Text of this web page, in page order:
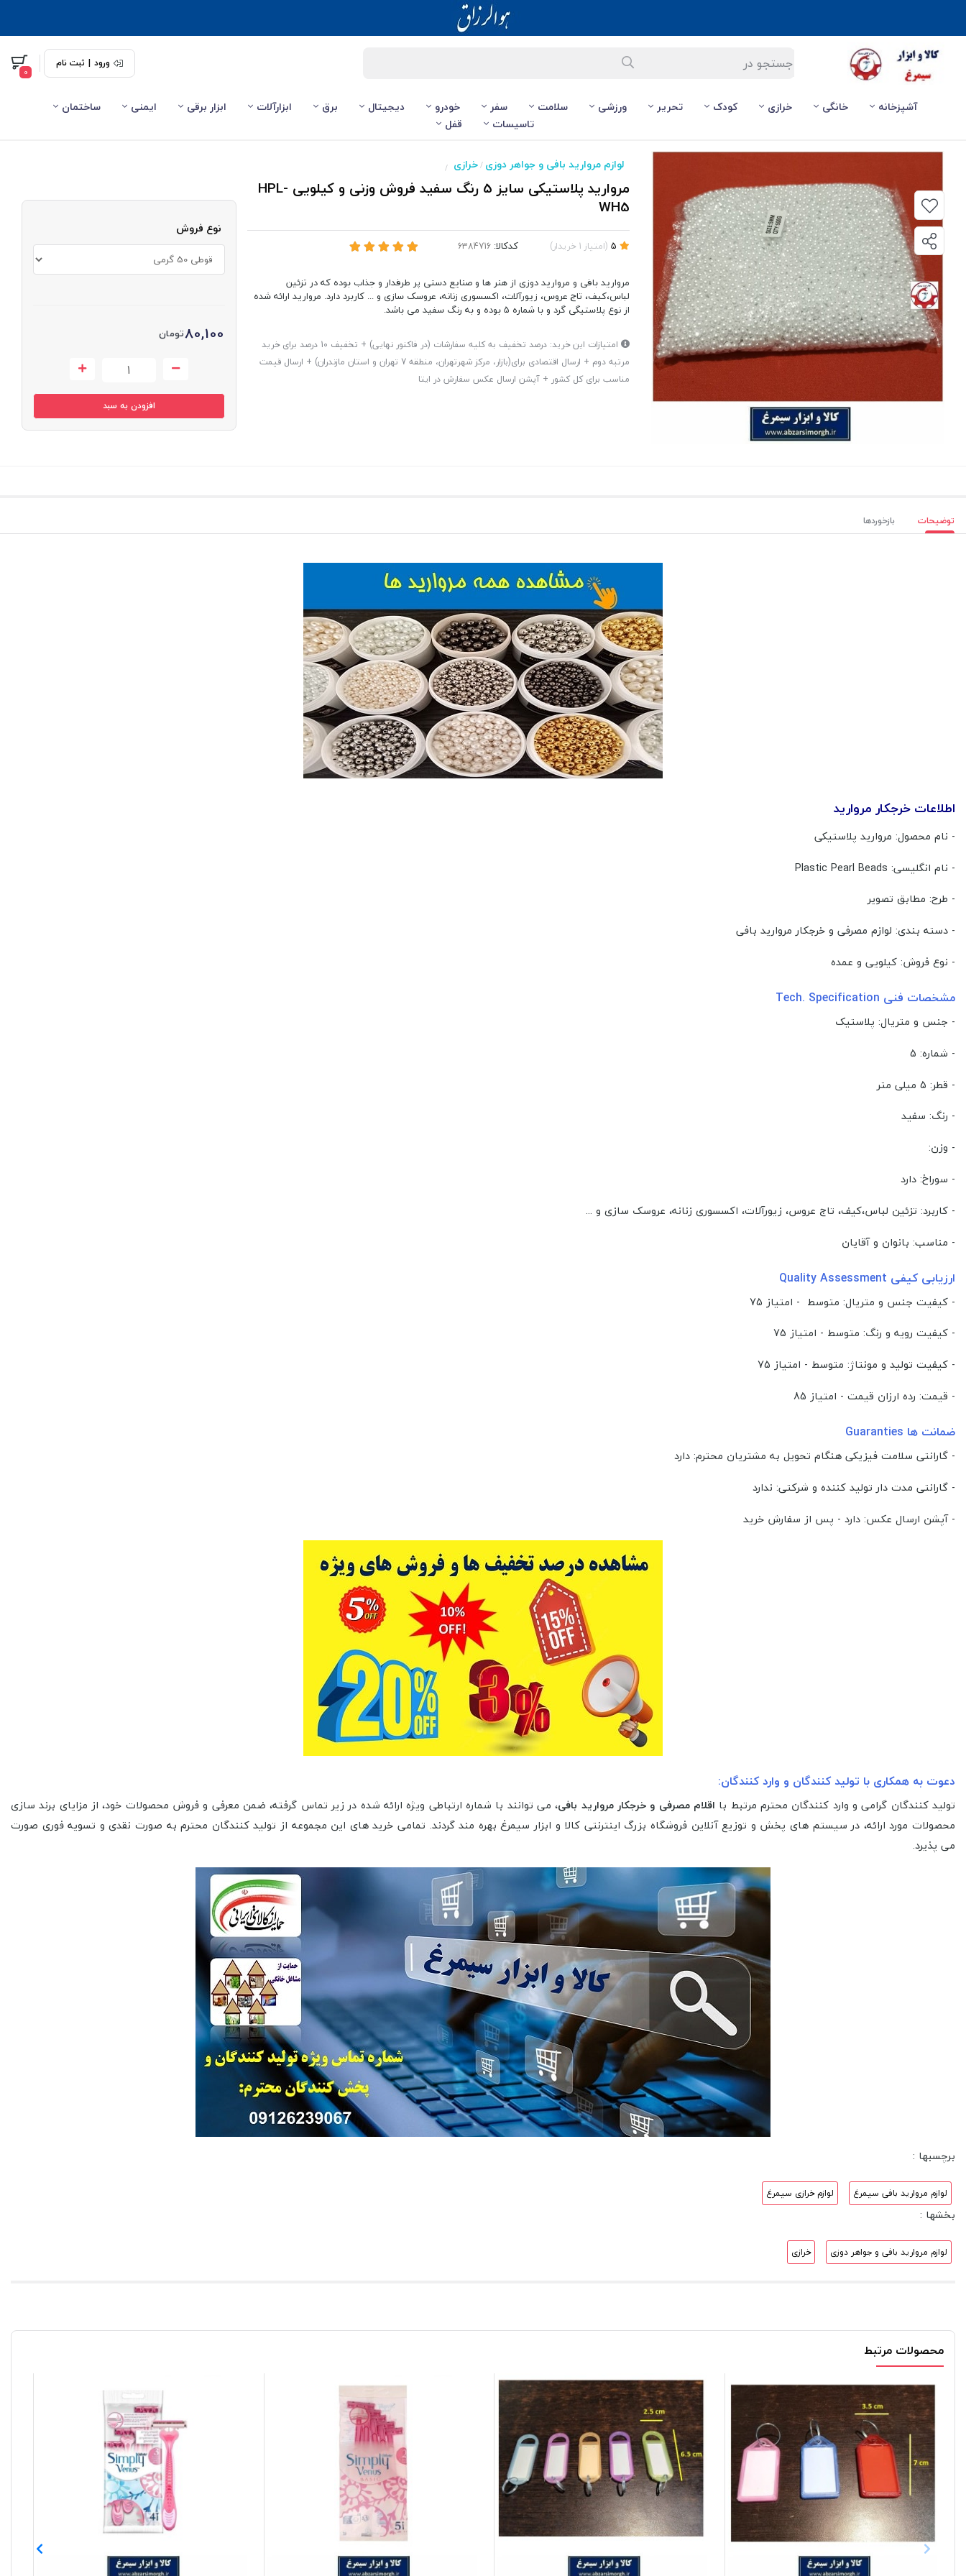
ورود | ثبت نام
0
آشپزخانه خانگی خرازی کودک تحریر ورزشی سلامت سفر خودرو دیجیتال برق ابزارآلات ابزار برقی ایمنی
ساختمان
تاسیسات
قفل
لوازم مروارید بافی و جواهر دوزی /خرازی /
مروارید پلاستیکی سایز 5 رنگ سفید فروش وزنی و کیلویی HPL-
WH5
(امتیاز 1 خریدار) کدکالا:
مروارید بافی و مروارید دوزی از هنر ها و صنایع دستی پر طرفدار و جذاب بوده که در تزئین
لباس،کیف، تاج عروس، زیورآلات، اکسسوری زنانه، عروسک سازی و ... کاربرد دارد. مروارید ارائه شده
از نوع پلاستیگی گرد و با شماره 5 بوده و به رنگ سفید می باشد.
امتیازات این خرید: درصد تخفیف به کلیه سفارشات (در فاکنور نهایی) + تخفیف 10 درصد برای خرید
مرتبه دوم + ارسال اقتصادی برای(بازار، مرکز شهرتهران، منطقه 7 تهران و استان مازندران) + ارسال قیمت
مناسب برای کل کشور + آپشن ارسال عکس سفارش در ایتا
نوع فروش
80,100تومان
افزودن به سبد
توضیحات بازخوردها
اطلاعات خرجکار مروارید
- نام محصول: مروارید پلاستیکی
- نام انگلیسی: Plastic Pearl Beads
- طرح: مطابق تصویر
- دسته بندی: لوازم مصرفی و خرجکار مروارید بافی
- نوع فروش: کیلویی و عمده
مشخصات فنی Tech. Specification
- جنس و متریال: پلاستیک
- شماره: 5
- قطر: 5 میلی متر
- رنگ: سفید
- وزن:
- سوراخ: دارد
- کاربرد: تزئین لباس،کیف، تاج عروس، زیورآلات، اکسسوری زنانه، عروسک سازی و ...
- مناسب: بانوان و آقایان
ارزیابی کیفی Quality Assessment
- کیفیت جنس و متریال: متوسط - امتیاز 75
- کیفیت رویه و رنگ: متوسط - امتیاز 75
- کیفیت تولید و مونتاژ: متوسط - امتیاز 75
- قیمت: رده ارزان قیمت - امتیاز 85
ضمانت ها Guaranties
- گارانتی سلامت فیزیکی هنگام تحویل به مشتریان محترم: دارد
- گارانتی مدت دار تولید کننده و شرکتی: ندارد
- آپشن ارسال عکس: دارد - پس از سفارش خرید
دعوت به همکاری با تولید کنندگان و وارد کنندگان:
تولید کنندگان گرامی و وارد کنندگان محترم مرتبط با اقلام مصرفی و خرجکار مروارید بافی، می توانند با شماره ارتباطی ویژه ارائه شده در زیر تماس گرفته، ضمن معرفی و فروش محصولات خود، از مزایای برند سازی
محصولات مورد ارائه، در سیستم های پخش و توزیع آنلاین فروشگاه بزرگ اینترنتی کالا و ابزار سیمرغ بهره مند گردند. تمامی خرید های این مجموعه از تولید کنندگان محترم به صورت نقدی و تسویه فوری صورت
می پذیرد.
برچسبها :
لوازم مروارید بافی سیمرغ لوازم خرازی سیمرغ
بخشها :
لوازم مروارید بافی و جواهر دوزی خرازی
محصولات مرتبط